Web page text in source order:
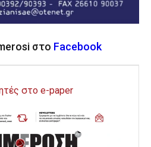
στο Facebook
στο e-paper